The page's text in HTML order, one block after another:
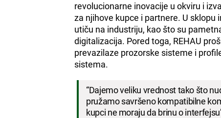
revolucionarne inovacije u okviru i
za njihove kupce i partnere. U sklopu
utiču na industriju, kao što su
digitalizacija. Pored toga, REHAU
prevazilaze prozorske sisteme i
sistema.
“Dajemo veliku vrednost tako što
pružamo savršeno kompatibilne
kupci ne moraju da brinu o